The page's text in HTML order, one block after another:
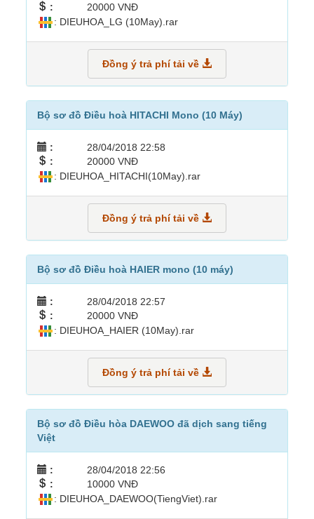
: 20000 VNĐ
: DIEUHOA_LG (10May).rar
Đồng ý trả phí tải về
Bộ sơ đồ Điều hoà HITACHI Mono (10 Máy)
: 28/04/2018 22:58
: 20000 VNĐ
: DIEUHOA_HITACHI(10May).rar
Đồng ý trả phí tải về
Bộ sơ đồ Điều hoà HAIER mono (10 máy)
: 28/04/2018 22:57
: 20000 VNĐ
: DIEUHOA_HAIER (10May).rar
Đồng ý trả phí tải về
Bộ sơ đồ Điều hòa DAEWOO đã dịch sang tiếng
Việt
: 28/04/2018 22:56
: 10000 VNĐ
: DIEUHOA_DAEWOO(TiengViet).rar